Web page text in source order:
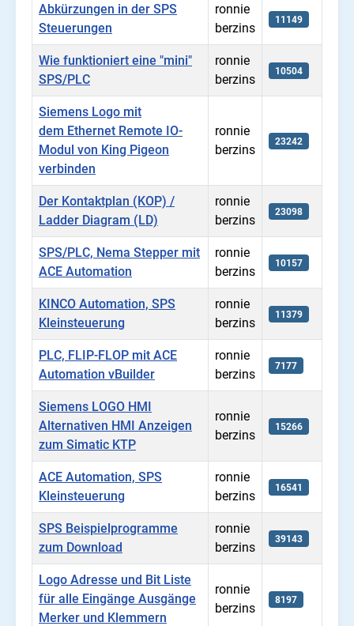
Abkürzungen in der SPS
Steuerungen
ronnie
berzins
11149
Wie funktioniert eine "mini"
SPS/PLC
ronnie
berzins
10504
Siemens Logo mit
dem Ethernet Remote IO-
Modul von King Pigeon
verbinden
ronnie
berzins
23242
Der Kontaktplan (KOP) /
Ladder Diagram (LD)
ronnie
berzins
23098
SPS/PLC, Nema Stepper mit
ACE Automation
ronnie
berzins
10157
KINCO Automation, SPS
Kleinsteuerung
ronnie
berzins
11379
PLC, FLIP-FLOP mit ACE
Automation vBuilder
ronnie
berzins
7177
Siemens LOGO HMI
Alternativen HMI Anzeigen
zum Simatic KTP
ronnie
berzins
15266
ACE Automation, SPS
Kleinsteuerung
ronnie
berzins
16541
SPS Beispielprogramme
zum Download
ronnie
berzins
39143
Logo Adresse und Bit Liste
für alle Eingänge Ausgänge
Merker und Klemmern
ronnie
berzins
8197